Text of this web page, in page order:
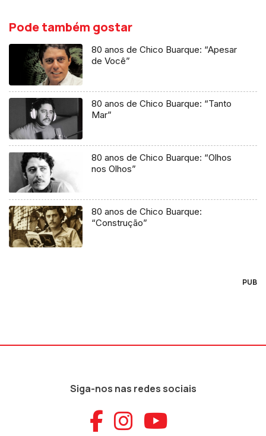
Pode também gostar
80 anos de Chico Buarque: “Apesar
de Você”
80 anos de Chico Buarque: “Tanto
Mar”
80 anos de Chico Buarque: “Olhos
nos Olhos”
80 anos de Chico Buarque:
“Construção”
PUB
Siga-nos nas redes sociais
Aceder ao
Aceder ao
Aceder